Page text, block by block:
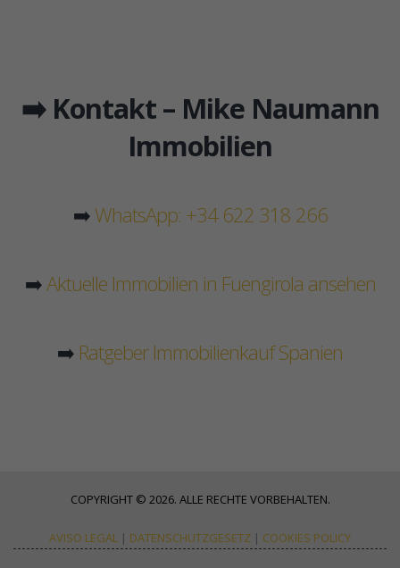
➡️ Kontakt – Mike Naumann
Immobilien
➡️WhatsApp: +34 622 318 266
➡️Aktuelle Immobilien in Fuengirola ansehen
➡️ Ratgeber Immobilienkauf Spanien
COPYRIGHT © 2026. ALLE RECHTE VORBEHALTEN.
AVISO LEGAL | DATENSCHUTZGESETZ | COOKIES POLICY